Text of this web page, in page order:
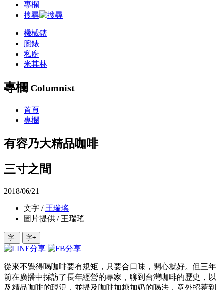
專欄
搜尋
機械錶
腕錶
私廚
米其林
專欄 Columnist
首頁
專欄
有容乃大精品咖啡
三寸之間
2018/06/21
文字 / 王瑞瑤
圖片提供 / 王瑞瑤
字- 字+
從來不覺得喝咖啡要有規矩，只要合口味，開心就好。但三年
前在廣播中採訪了長年經營的專家，聊到台灣咖啡的歷史，以
及精品咖啡的現況，並提及咖啡加糖加奶的喝法，意外招惹到